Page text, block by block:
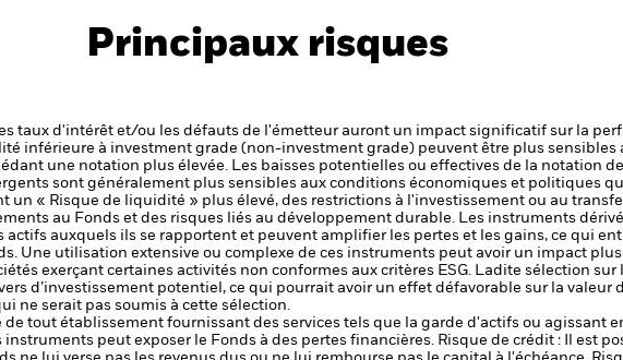
Principaux risques
taux d'intérêt et/ou les défauts de l'émetteur auront un impact significatif sur la
inférieure à investment grade (non-investment grade) peuvent être plus sensibles
une notation plus élevée. Les baisses potentielles ou effectives de la notation
sont généralement plus sensibles aux conditions économiques et politiques
un « Risque de liquidité » plus élevé, des restrictions à l'investissement ou au
au Fonds et des risques liés au développement durable. Les instruments
actifs auxquels ils se rapportent et peuvent amplifier les pertes et les gains, ce qui
Une utilisation extensive ou complexe de ces instruments peut avoir un impact
exerçant certaines activités non conformes aux critères ESG. Ladite sélection sur
d’investissement potentiel, ce qui pourrait avoir un effet défavorable sur la valeur
ne serait pas soumis à cette sélection.
tout établissement fournissant des services tels que la garde d'actifs ou agissant
peut exposer le Fonds à des pertes financières. Risque de crédit : Il est